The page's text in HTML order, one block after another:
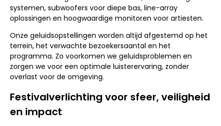
systemen, subwoofers voor diepe bas, line-array
oplossingen en hoogwaardige monitoren voor artiesten.
Onze geluidsopstellingen worden altijd afgestemd op het
terrein, het verwachte bezoekersaantal en het
programma. Zo voorkomen we geluidsproblemen en
zorgen we voor een optimale luisterervaring, zonder
overlast voor de omgeving.
Festivalverlichting voor sfeer, veiligheid
en impact